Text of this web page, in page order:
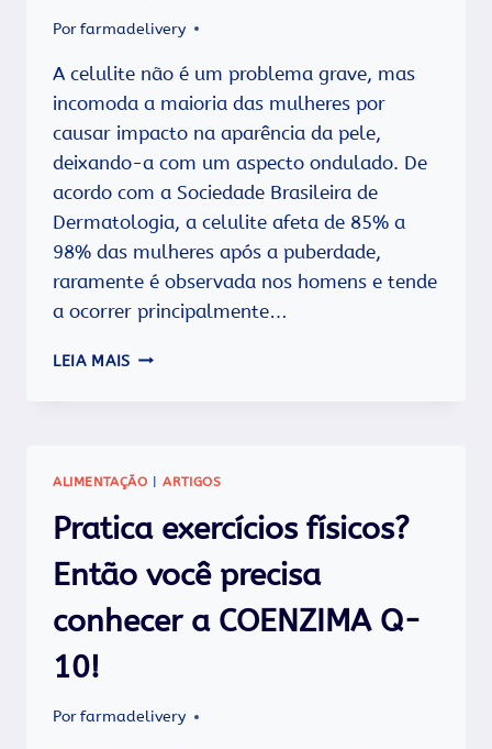
Porfarmadelivery
A celulite não é um problema grave, mas
incomoda a maioria das mulheres por
causar impacto na aparência da pele,
deixando-a com um aspecto ondulado. De
acordo com a Sociedade Brasileira de
Dermatologia, a celulite afeta de 85% a
98% das mulheres após a puberdade,
raramente é observada nos homens e tende
a ocorrer principalmente…
LEIA MAIS XÔ
É
PARA
COMBATER
OS
FURINHOS
INDESEJADOS.
ALIMENTAÇÃO |ARTIGOS
Pratica exercícios físicos?
Então você precisa
conhecer a COENZIMA Q-
10!
Porfarmadelivery